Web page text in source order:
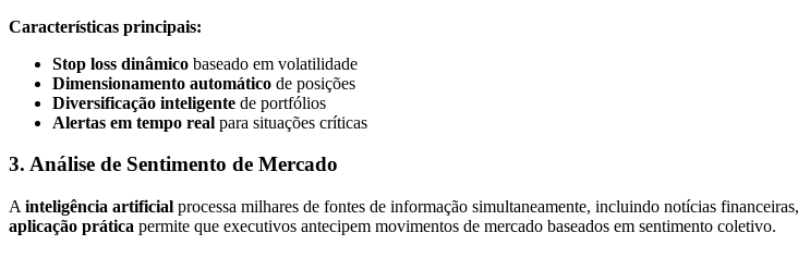
Características principais:
Stop loss dinâmico baseado em volatilidade
Dimensionamento automático de posições
Diversificação inteligente de portfólios
Alertas em tempo real para situações críticas
3. Análise de Sentimento de Mercado
A inteligência artificial processa milhares de fontes de informação simultaneamente, incluindo notícias
aplicação prática permite que executivos antecipem movimentos de mercado baseados em sentimento coletivo.